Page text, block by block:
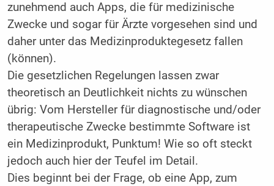
zunehmend auch Apps, die für medizinische
Zwecke und sogar für Ärzte vorgesehen sind und
daher unter das Medizinproduktegesetz fallen
(können).
Die gesetzlichen Regelungen lassen zwar
theoretisch an Deutlichkeit nichts zu wünschen
übrig: Vom Hersteller für diagnostische und/oder
therapeutische Zwecke bestimmte Software ist
ein Medizinprodukt, Punktum! Wie so oft steckt
jedoch auch hier der Teufel im Detail.
Dies beginnt bei der Frage, ob eine App, zum